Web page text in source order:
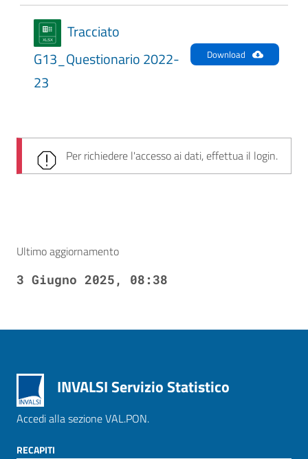
Tracciato
G13_Questionario 2022-
23
Download
Per richiedere l'accesso ai dati, effettua il login.
Ultimo aggiornamento
3 Giugno 2025, 08:38
INVALSI Servizio Statistico
Accedi alla sezione VAL.PON.
RECAPITI